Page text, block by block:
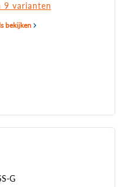
9 varianten
bekijken
G